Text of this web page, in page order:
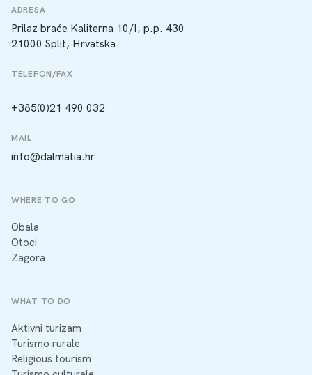
ADRESA
Prilaz braće Kaliterna 10/I, p.p. 430
21000 Split, Hrvatska
TELEFON/FAX
+385(0)21 490 032
MAIL
info@dalmatia.hr
WHERE TO GO
Obala
Otoci
Zagora
WHAT TO DO
Aktivni turizam
Turismo rurale
Religious tourism